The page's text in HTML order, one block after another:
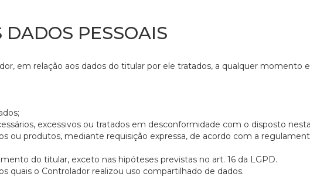
PESSOAIS
em relação aos dados do titular por ele tratados, a qualquer momento
excessivos ou tratados em desconformidade com o disposto
ou produtos, mediante requisição expressa, de acordo com a
do titular, exceto nas hipóteses previstas no art. 16 da LGPD.
quais o Controlador realizou uso compartilhado de dados.